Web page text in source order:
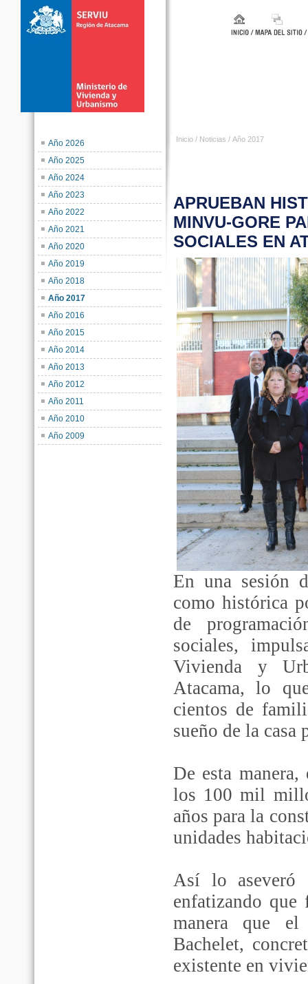
Año 2026
Año 2025
Año 2024
Año 2023
Año 2022
Año 2021
Año 2020
Año 2019
Año 2018
Año 2017
Año 2016
Año 2015
Año 2014
Año 2013
Año 2012
Año 2011
Año 2010
Año 2009
Inicio / Noticias / Año 2017
APRUEBAN
MINVU-GORE
SOCIALES EN
En una sesión
como histórica
de
sociales,
Vivienda y
Atacama, lo
cientos de
sueño de la casa
De esta
los 100 mil
años para la
unidades
Así lo aseveró
enfatizando
manera que
Bachelet,
existente en